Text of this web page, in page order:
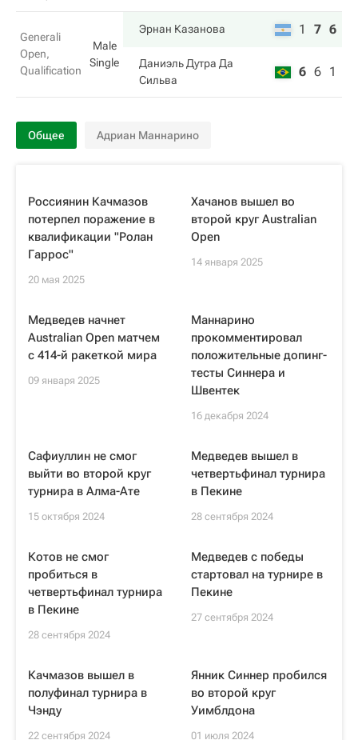
Generali
Open,
Qualification
Male
Single
Эрнан Казанова 1 7 6
Даниэль Дутра Да
Сильва
6 6 1
Общее Адриан Маннарино
Россиянин Качмазов
потерпел поражение в
квалификации "Ролан
Гаррос"
20 мая 2025
Хачанов вышел во
второй круг Australian
Open
14 января 2025
Медведев начнет
Australian Open матчем
с 414-й ракеткой мира
09 января 2025
Маннарино
прокомментировал
положительные допинг-
тесты Синнера и
Швентек
16 декабря 2024
Сафиуллин не смог
выйти во второй круг
турнира в Алма-Ате
15 октября 2024
Медведев вышел в
четвертьфинал турнира
в Пекине
28 сентября 2024
Котов не смог
пробиться в
четвертьфинал турнира
в Пекине
28 сентября 2024
Медведев с победы
стартовал на турнире в
Пекине
27 сентября 2024
Качмазов вышел в
полуфинал турнира в
Чэнду
22 сентября 2024
Янник Синнер пробился
во второй круг
Уимблдона
01 июля 2024